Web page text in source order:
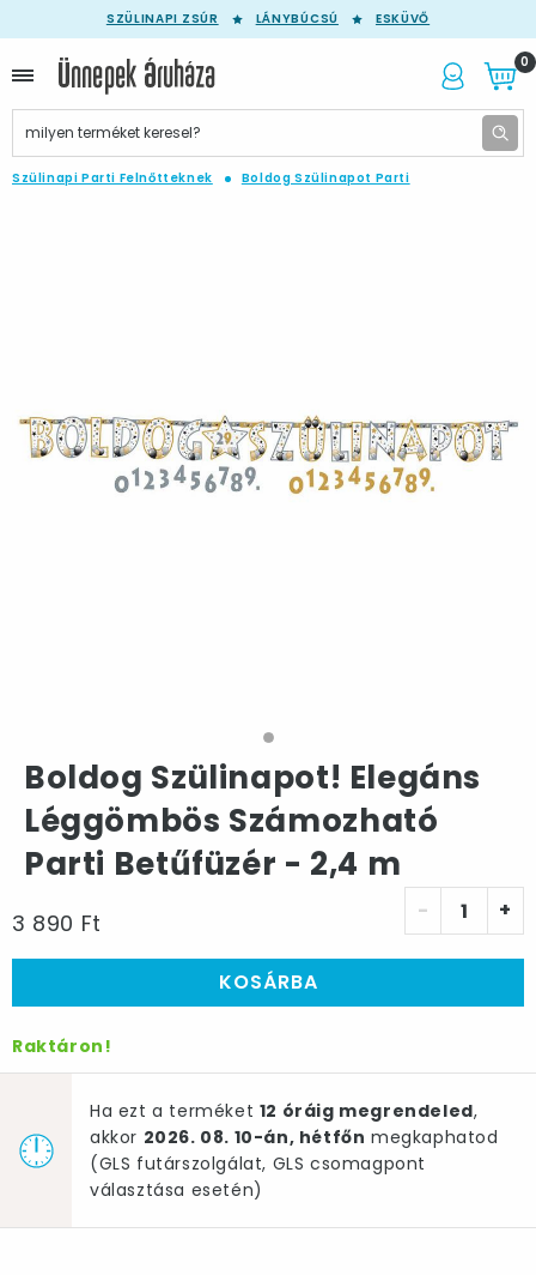
SZÜLINAPI ZSÚR LÁNYBÚCSÚ ESKÜVŐ
0
Szülinapi Parti Felnőtteknek Boldog Szülinapot Parti
Boldog Szülinapot! Elegáns
Léggömbös Számozható
Parti Betűfüzér - 2,4 m
3 890 Ft - +
KOSÁRBA
Raktáron!
Ha ezt a terméket 12 óráig megrendeled,
akkor 2026. 08. 10-án, hétfőn megkaphatod
(GLS futárszolgálat, GLS csomagpont
választása esetén)